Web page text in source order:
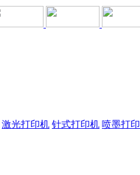
激光打印机 针式打印机 喷墨打